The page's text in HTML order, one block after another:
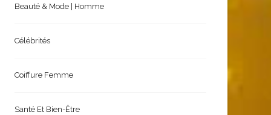
Beauté & Mode | Homme
Célébrités
Coiffure Femme
Santé Et Bien-Être